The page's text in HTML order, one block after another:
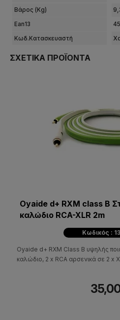
Βάρος (kg)
Ean13
Κωδ.Κατασκευαστή
ΣΧΕΤΙΚΆ ΠΡΟΪΌΝΤΑ
Oyaide d+ RXM class B
καλώδιο RCA-XLR 2m
Κωδικός :
Oyaide d+ RXM Class B υψηλής
καλώδιο, 2 x RCA αρσενικά σε 2 x